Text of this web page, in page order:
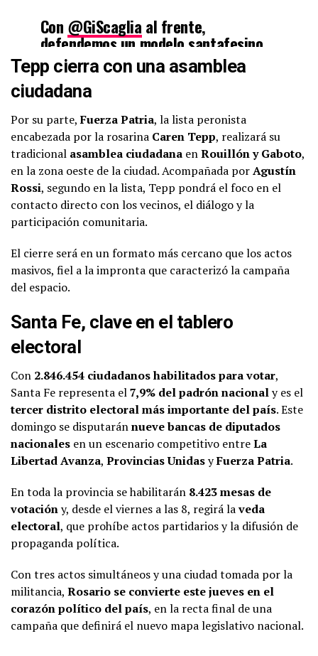
Con @GiScaglia al frente,
defendemos un modelo santafesino
que demuestra que se puede
gobernar con equilibrio fiscal, obra
pública, seguridad y…
pic.twitter.com/RosHLiqKJv
PUBLICIDAD
— Maximiliano Pullaro
(@maxipullaro)October 23, 2025
Tepp cierra con una asamblea
ciudadana
Por su parte,Fuerza Patria, la lista peronista
encabezada por la rosarina Caren Tepp, realizará su
tradicional asamblea ciudadana enRouillón y Gaboto,
en la zona oeste de la ciudad. Acompañada porAgustín
Rossi, segundo en la lista, Tepp pondrá el foco en el
contacto directo con los vecinos, el diálogo y la
participación comunitaria.
El cierre será en un formato más cercano que los actos
masivos, fiel a la impronta que caracterizó la campaña
del espacio.
Santa Fe, clave en el tablero
electoral
Con 2.846.454 ciudadanos habilitados para votar,
Santa Fe representa el7,9% del padrón nacionaly es el
tercer distrito electoral más importante del país. Este
domingo se disputaránnueve bancas de diputados
nacionales en un escenario competitivo entreLa
Libertad Avanza, Provincias UnidasyFuerza Patria.
En toda la provincia se habilitarán 8.423 mesas de
votacióny, desde el viernes a las 8, regirá laveda
electoral, que prohíbe actos partidarios y la difusión de
propaganda política.
Con tres actos simultáneos y una ciudad tomada por la
militancia, Rosario se convierte este jueves en el
corazón político del país, en la recta final de una
campaña que definirá el nuevo mapa legislativo nacional.